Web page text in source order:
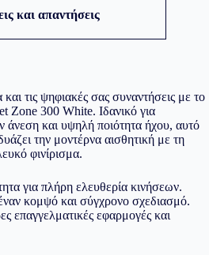
και απαντήσεις
τις ψηφιακές σας συναντήσεις με το
300 White. Ιδανικό για
άνεση και υψηλή ποιότητα ήχου, αυτό
την μοντέρνα αισθητική με τη
φινίρισμα.
για πλήρη ελευθερία κινήσεων.
κομψό και σύγχρονο σχεδιασμό.
επαγγελματικές εφαρμογές και